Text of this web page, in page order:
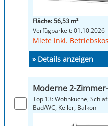
Fläche: 56,53 m²
Verfügbarkeit: 01.10.2026
Miete inkl.
» Details anzeigen
Moderne 2-
Top 13: Wohnküche, Schlafzimmer, Eingangsbereich,
Bad/WC, Keller, Balkon